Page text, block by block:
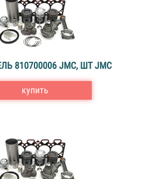
810700006 JMC, ШТ JMC
купить